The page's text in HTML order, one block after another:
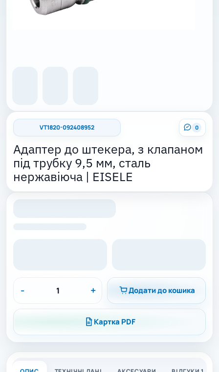
0
VT1820-092408952
Адаптер до штекера, з клапаном
під трубку 9,5 мм, сталь
нержавіюча | EISELE
- + Додати до кошика
Картка PDF